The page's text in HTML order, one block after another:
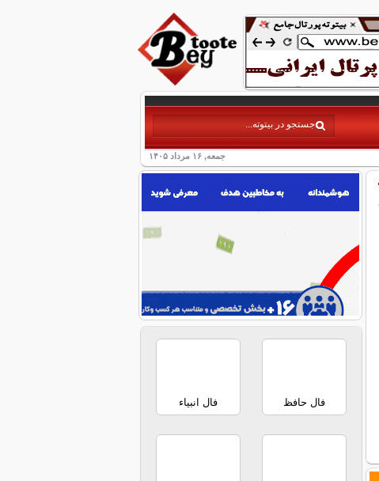
جمعه, ۱۶ مرداد ۱۴۰۵
فال حافظ فال انبیاء